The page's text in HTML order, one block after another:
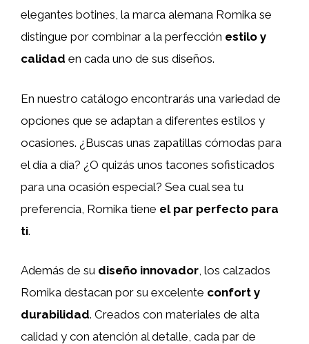
elegantes botines, la marca alemana Romika se
distingue por combinar a la perfección estilo y
calidad en cada uno de sus diseños.
En nuestro catálogo encontrarás una variedad de
opciones que se adaptan a diferentes estilos y
ocasiones. ¿Buscas unas zapatillas cómodas para
el día a día? ¿O quizás unos tacones sofisticados
para una ocasión especial? Sea cual sea tu
preferencia, Romika tiene el par perfecto para
ti.
Además de su diseño innovador, los calzados
Romika destacan por su excelente confort y
durabilidad. Creados con materiales de alta
calidad y con atención al detalle, cada par de